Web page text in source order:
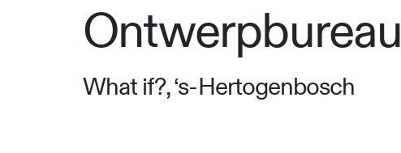
Ontwerpbureau
What if?, ‘s-Hertogenbosch